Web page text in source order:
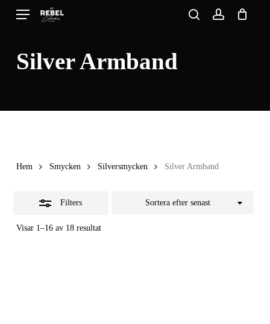
Skip
content
Menu
Silver Armband
Hem Smycken Silversmycken Silver Armband
Filters
Visar 1–16 av 18 resultatSortera
Sortera efter senast